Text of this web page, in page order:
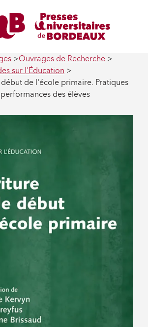
Ouvrages de Recherche
sur l'Éducation
de l'école primaire. Pratiques
des élèves